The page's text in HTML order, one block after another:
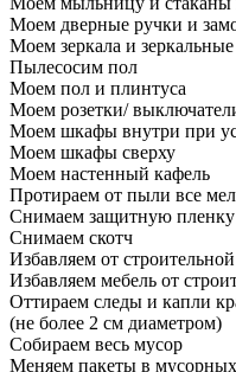
Моем дверные ручки и
Моем зеркала и
Пылесосим пол
Моем пол и плинтуса
Моем розетки/
Моем шкафы внутри при
Моем шкафы сверху
Моем настенный кафель
Протираем от пыли все
Снимаем защитную
Снимаем скотч
Избавляем от
Избавляем мебель от
Оттираем следы и капли
(не более 2 см диаметром)
Собираем весь мусор
Меняем пакеты в